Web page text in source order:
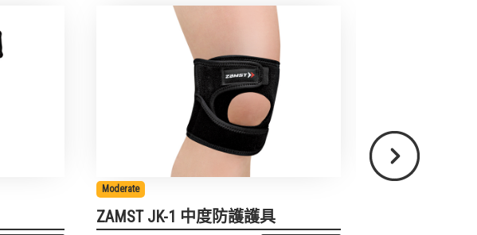
Moderate
ZAMST JK-1 中度防護護具